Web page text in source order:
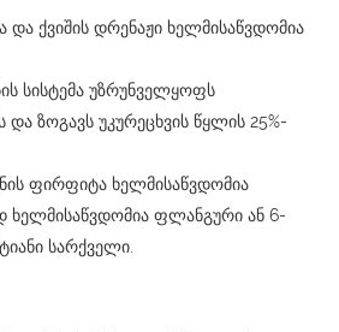
ქვიშის დრენაჟი ხელმისაწვდომია
სისტემა უზრუნველყოფს
და ზოგავს უკურეცხვის წყლის 25%-
ფირფიტა ხელმისაწვდომია
ფლანგური ან 6-
სარქველი.